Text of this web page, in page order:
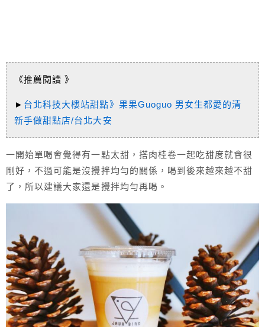
《推薦閱讀 》
► 台北科技大樓站甜點》果果Guoguo 男女生都愛的清
新手做甜點店/台北大安
一開始單喝會覺得有一點太甜，搭肉桂卷一起吃甜度就會很
剛好，不過可能是沒攪拌均勻的關係，喝到後來越來越不甜
了，所以建議大家還是攪拌均勻再喝。